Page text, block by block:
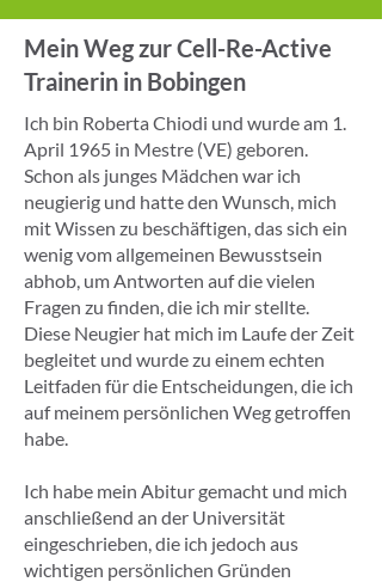
Mein Weg zur Cell-Re-Active
Trainerin in Bobingen
Ich bin Roberta Chiodi und wurde am 1.
April 1965 in Mestre (VE) geboren.
Schon als junges Mädchen war ich
neugierig und hatte den Wunsch, mich
mit Wissen zu beschäftigen, das sich ein
wenig vom allgemeinen Bewusstsein
abhob, um Antworten auf die vielen
Fragen zu finden, die ich mir stellte.
Diese Neugier hat mich im Laufe der Zeit
begleitet und wurde zu einem echten
Leitfaden für die Entscheidungen, die ich
auf meinem persönlichen Weg getroffen
habe.
Ich habe mein Abitur gemacht und mich
anschließend an der Universität
eingeschrieben, die ich jedoch aus
wichtigen persönlichen Gründen